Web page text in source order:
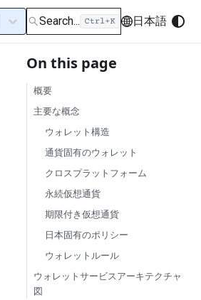
Search... 日本語
On this page
概要
主要な概念
ウォレット構造
通貨固有のウォレット
クロスプラットフォーム
永続仮想通貨
期限付き仮想通貨
日本固有のポリシー
ウォレットルール
ウォレットサービスアーキテクチャ
図